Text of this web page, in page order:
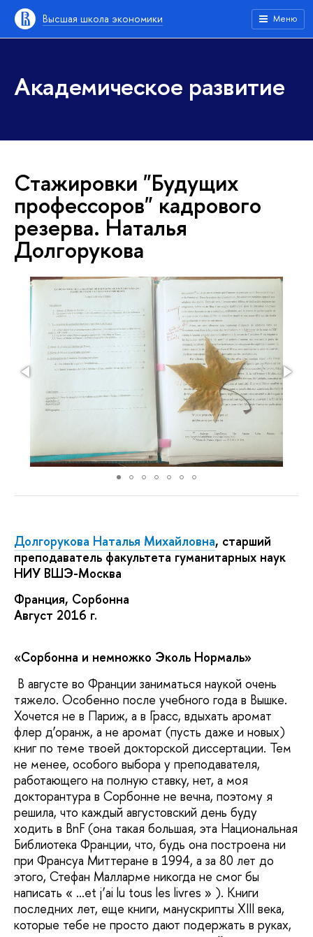
Высшая школа экономики Меню
Академическое развитие
Стажировки "Будущих
профессоров" кадрового
резерва. Наталья
Долгорукова
Долгорукова Наталья Михайловна, cтарший
преподаватель факультета гуманитарных наук
НИУ ВШЭ-Москва
Франция, Сорбонна
Август 2016 г.
«Сорбонна и немножко Эколь Нормаль»
В августе во Франции заниматься наукой очень
тяжело. Особенно после учебного года в Вышке.
Хочется не в Париж, а в Грасс, вдыхать аромат
флер д’оранж, а не аромат (пусть даже и новых)
книг по теме твоей докторской диссертации. Тем
не менее, особого выбора у преподавателя,
работающего на полную ставку, нет, а моя
докторантура в Сорбонне не вечна, поэтому я
решила, что каждый августовский день буду
ходить в BnF (она такая большая, эта Национальная
Библиотека Франции, что, будь она построена ни
при Франсуа Миттеране в 1994, а за 80 лет до
этого, Стефан Малларме никогда не смог бы
написать « …et j’ai lu tous les livres » ). Книги
последних лет, еще книги, манускрипты XIII века,
которые тебе не просто дают подержать в руках,